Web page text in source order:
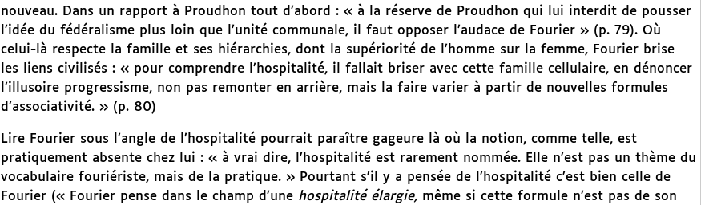
nouveau. Dans un rapport à Proudhon tout d’abord : « à la réserve de Proudhon qui lui interdit de pousser
l’idée du fédéralisme plus loin que l’unité communale, il faut opposer l’audace de Fourier » (p. 79). Où
celui-là respecte la famille et ses hiérarchies, dont la supériorité de l’homme sur la femme, Fourier brise
les liens civilisés : « pour comprendre l’hospitalité, il fallait briser avec cette famille cellulaire, en dénoncer
l’illusoire progressisme, non pas remonter en arrière, mais la faire varier à partir de nouvelles formules
d’associativité. » (p. 80)
Lire Fourier sous l’angle de l’hospitalité pourrait paraître gageure là où la notion, comme telle, est
pratiquement absente chez lui : « à vrai dire, l’hospitalité est rarement nommée. Elle n’est pas un thème du
vocabulaire fouriériste, mais de la pratique. » Pourtant s’il y a pensée de l’hospitalité c’est bien celle de
Fourier (« Fourier pense dans le champ d’une hospitalité élargie, même si cette formule n’est pas de son